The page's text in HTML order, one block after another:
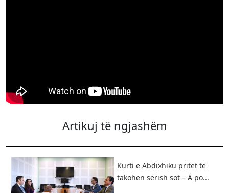
Artikuj të ngjashëm
Kurti e Abdixhiku pritet të
takohen sërish sot – A po...